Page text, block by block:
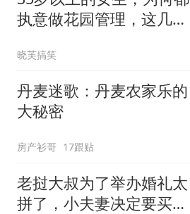
执意做花园管理，这几点
晓芙搞笑
丹麦迷歌：丹麦农家乐的
大秘密
房产衫哥 17跟贴
老挝大叔为了举办婚礼太
拼了，小夫妻决定要买